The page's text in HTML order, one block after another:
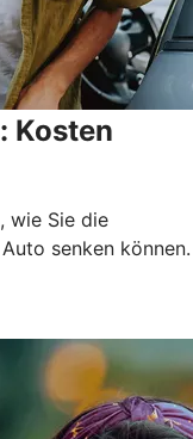
Kosten
wie Sie die
senken können.